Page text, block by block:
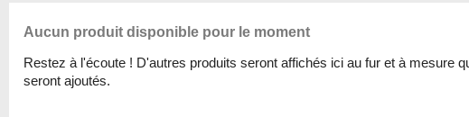
Aucun produit disponible pour le moment
Restez à l'écoute ! D'autres produits seront affichés ici au fur et à mesure
seront ajoutés.